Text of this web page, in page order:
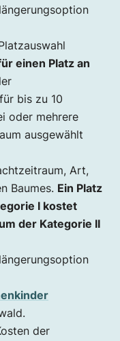
einen Platz an
bis zu 10
oder mehrere
ausgewählt
Art,
Baumes. Ein Platz
I kostet
der Kategorie II
der